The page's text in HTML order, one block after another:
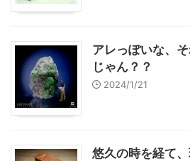
アレっぽいな、
じゃん？？
2024/1/21
悠久の時を経て